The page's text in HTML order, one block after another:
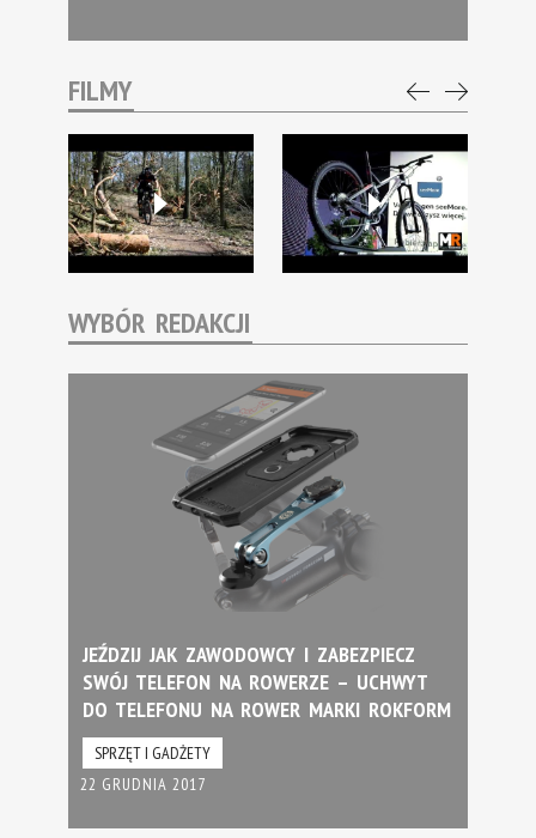
FILMY
WYBÓR REDAKCJI
JEŹDZIJ JAK ZAWODOWCY I ZABEZPIECZ
SWÓJ TELEFON NA ROWERZE – UCHWYT
DO TELEFONU NA ROWER MARKI ROKFORM
SPRZĘT I GADŻETY
22 GRUDNIA 2017